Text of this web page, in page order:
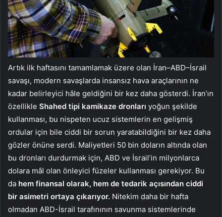
Artık ilk haftasını tamamlamak üzere olan İran–ABD–İsrail
savaşı, modern savaşlarda insansız hava araçlarının ne
kadar belirleyici hâle geldiğini bir kez daha gösterdi. İran’ın
özellikle Shahed tipi kamikaze dronları yoğun şekilde
kullanması, bu nispeten ucuz sistemlerin en gelişmiş
ordular için bile ciddi bir sorun yaratabildiğini bir kez daha
gözler önüne serdi. Maliyetleri 50 bin doların altında olan
bu dronları durdurmak için, ABD ve İsrail’in milyonlarca
dolara mâl olan önleyici füzeler kullanması gerekiyor. Bu
da hem finansal olarak, hem de tedarik açısından ciddi
bir asimetri ortaya çıkarıyor. Nitekim daha bir hafta
olmadan ABD-İsrail tarafınının savunma sistemlerinde